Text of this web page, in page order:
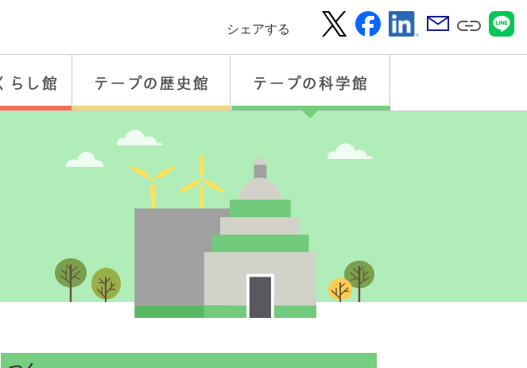
シェアする